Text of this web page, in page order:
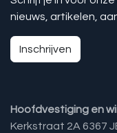
nieuws, artikelen,
Inschrijven
Hoofdvestiging en
Kerkstraat 2A 6367